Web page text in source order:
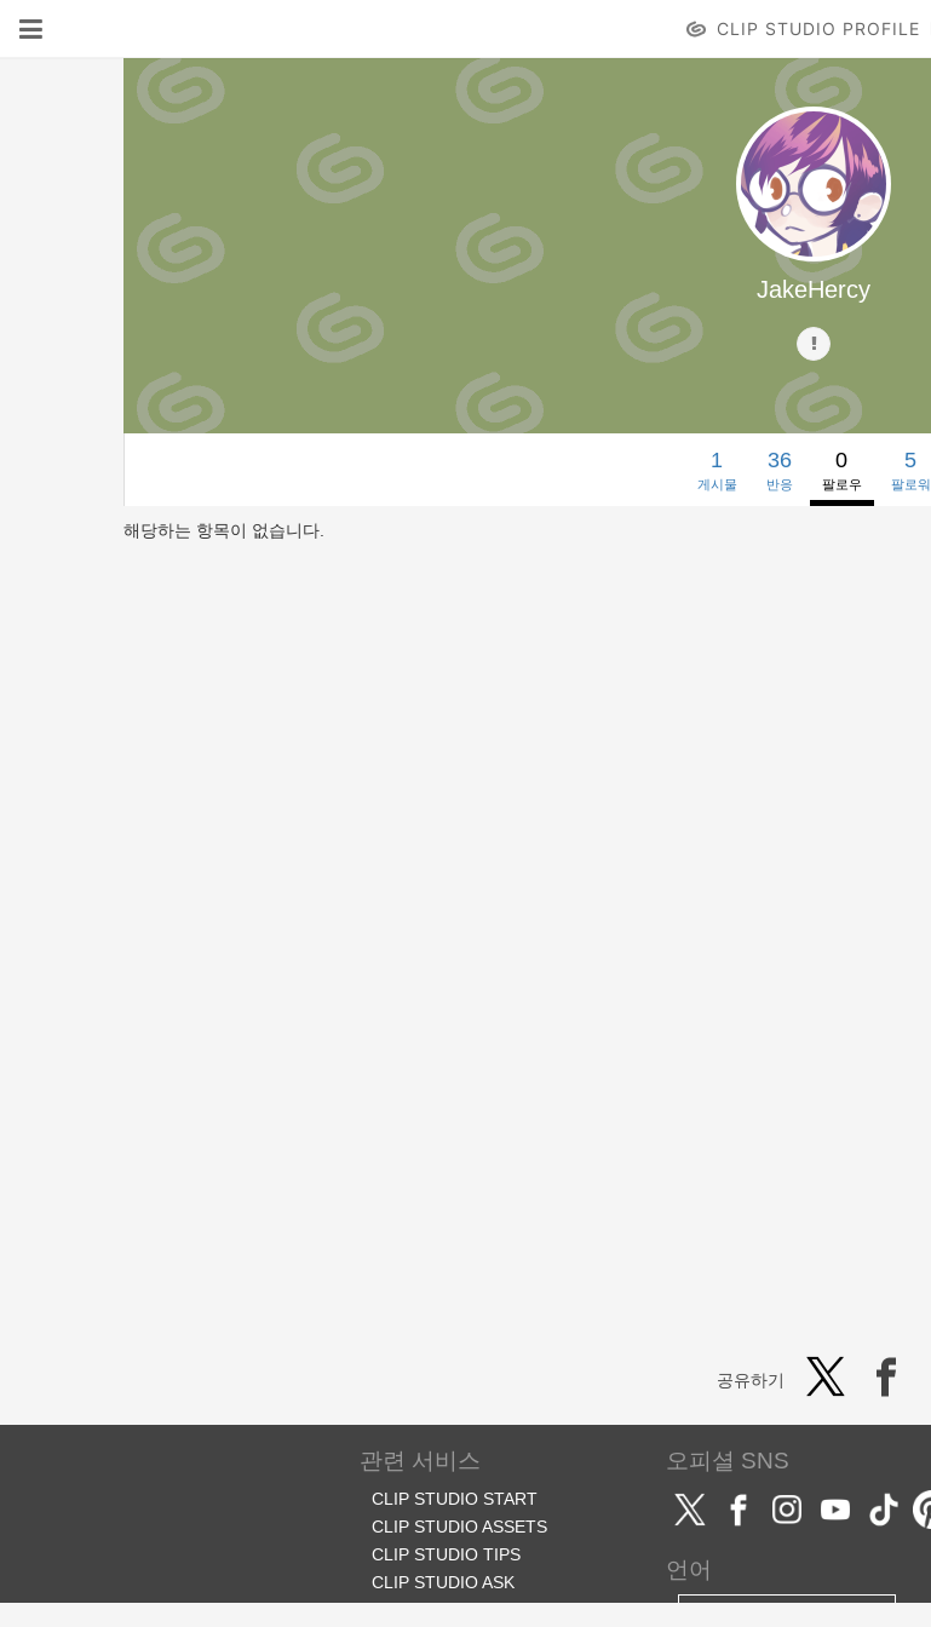
CLIP STUDIO PROFILE
JakeHercy
1
게시물
36
반응
0
팔로우
5
팔로워
해당하는 항목이 없습니다.
공유하기
관련 서비스
CLIP STUDIO START
CLIP STUDIO ASSETS
CLIP STUDIO TIPS
CLIP STUDIO ASK
오피셜 SNS
언어